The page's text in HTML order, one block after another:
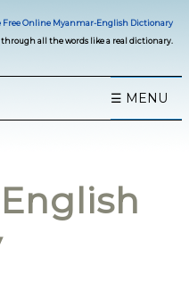
Free Online Myanmar-English Dictionary
through all the words like a real dictionary.
☰ MENU